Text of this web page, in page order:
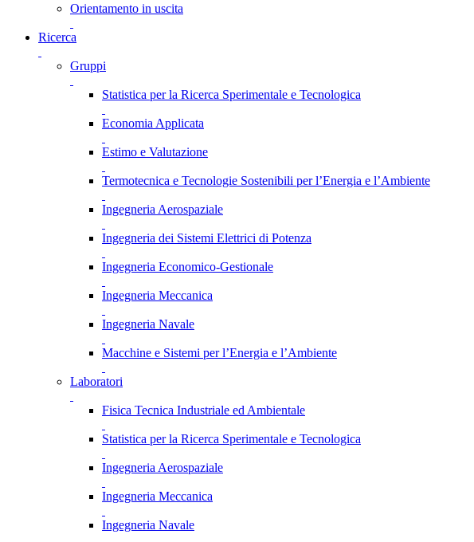
Orientamento in uscita
Ricerca
Gruppi
Statistica per la Ricerca Sperimentale e Tecnologica
Economia Applicata
Estimo e Valutazione
Termotecnica e Tecnologie Sostenibili per l’Energia e l’Ambiente
Ingegneria Aerospaziale
Ingegneria dei Sistemi Elettrici di Potenza
Ingegneria Economico-Gestionale
Ingegneria Meccanica
Ingegneria Navale
Macchine e Sistemi per l’Energia e l’Ambiente
Laboratori
Fisica Tecnica Industriale ed Ambientale
Statistica per la Ricerca Sperimentale e Tecnologica
Ingegneria Aerospaziale
Ingegneria Meccanica
Ingegneria Navale